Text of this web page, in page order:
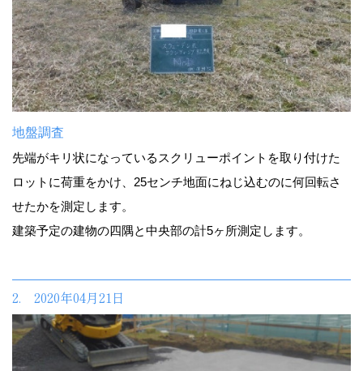
地盤調査
先端がキリ状になっているスクリューポイントを取り付けた
ロットに荷重をかけ、25センチ地面にねじ込むのに何回転さ
せたかを測定します。
建築予定の建物の四隅と中央部の計5ヶ所測定します。
2. 2020年04月21日